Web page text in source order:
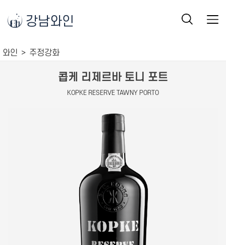
강남와인
와인 주정강화
콥케 리제르바 토니 포트
KOPKE RESERVE TAWNY PORTO